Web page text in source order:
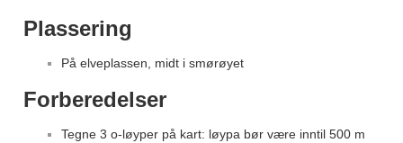
Plassering
På elveplassen, midt i smørøyet
Forberedelser
Tegne 3 o-løyper på kart: løypa bør være inntil 500 m